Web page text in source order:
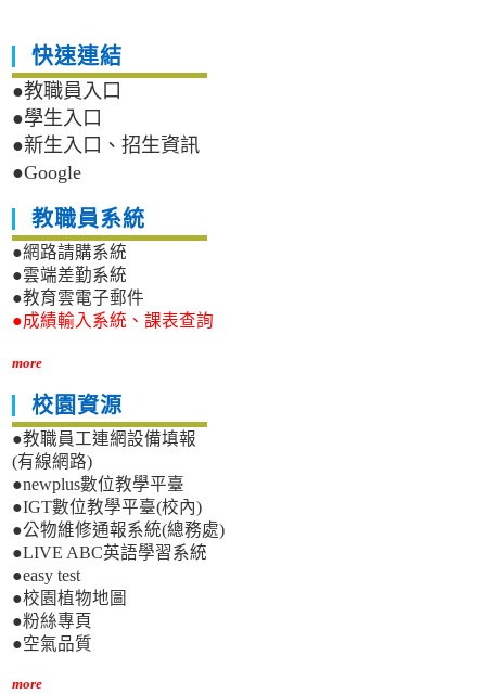
快速連結
●教職員入口
●學生入口
●新生入口、招生資訊
●Google
教職員系統
●網路請購系統
●雲端差勤系統
●教育雲電子郵件
●成績輸入系統、課表查詢
more
校園資源
●教職員工連網設備填報
(有線網路)
●newplus數位教學平臺
●IGT數位教學平臺(校內)
●公物維修通報系統(總務處)
●LIVE ABC英語學習系統
●easy test
●校園植物地圖
●粉絲專頁
●空氣品質
more